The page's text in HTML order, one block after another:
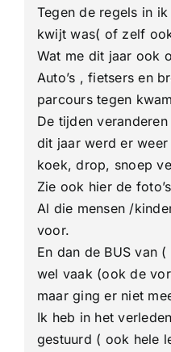
Tegen de regels in
kwijt was( of zelf
Wat me dit jaar ook
Auto’s , fietsers en
parcours tegen
De tijden
dit jaar werd er
koek, drop, snoep
Zie ook hier de
Al die mensen /
voor.
En dan de BUS van
wel vaak (ook de
maar ging er niet
Ik heb in het
gestuurd ( ook hele